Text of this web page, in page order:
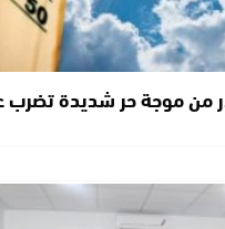
من موجة حر شديدة